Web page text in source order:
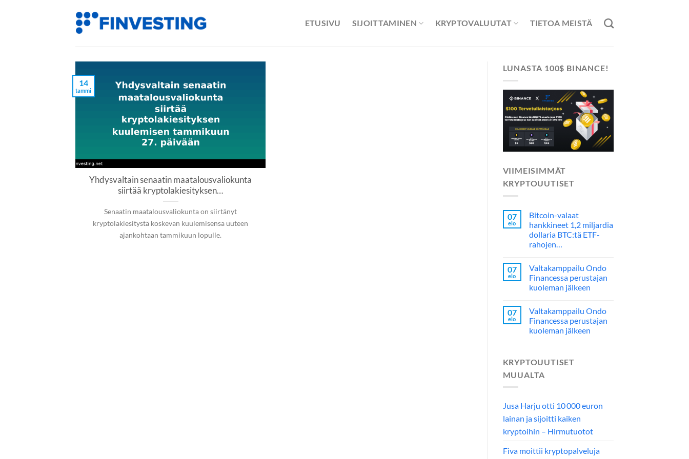
ETUSIVU SIJOITTAMINEN KRYPTOVALUUTAT TIETOA MEISTÄ
Yhdysvaltain senaatin maatalousvaliokunta
siirtää kryptolakiesityksen…
Senaatin maatalousvaliokunta on siirtänyt
kryptolakiesitystä koskevan kuulemisensa uuteen
ajankohtaan tammikuun lopulle.
14
tammi
LUNASTA 100$ BINANCE!
VIIMEISIMMÄT
KRYPTOUUTISET
07
elo
Bitcoin-valaat
hankkineet 1,2 miljardia
dollaria BTC:tä ETF-
rahojen…
07
elo
Valtakamppailu Ondo
Financessa perustajan
kuoleman jälkeen
07
elo
Valtakamppailu Ondo
Financessa perustajan
kuoleman jälkeen
KRYPTOUUTISET
MUUALTA
Jusa Harju otti 10 000 euron
lainan ja sijoitti kaiken
kryptoihin – Hirmutuotot
Fiva moittii kryptopalveluja